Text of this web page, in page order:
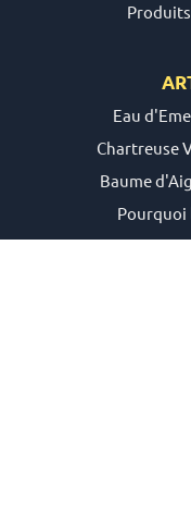
Eau
Chartreuse
Baume
Pourquoi
Alexion